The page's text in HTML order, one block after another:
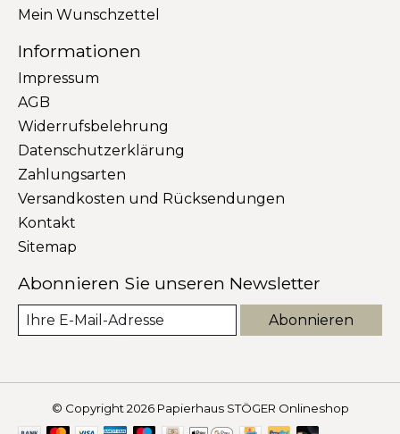
Mein Wunschzettel
Informationen
Impressum
AGB
Widerrufsbelehrung
Datenschutzerklärung
Zahlungsarten
Versandkosten und Rücksendungen
Kontakt
Sitemap
Abonnieren Sie unseren Newsletter
Abonnieren
© Copyright 2026 Papierhaus STÖGER Onlineshop